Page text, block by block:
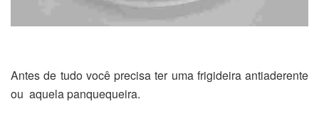
Antes de tudo você precisa ter uma frigideira antiaderente
ou aquela panquequeira.